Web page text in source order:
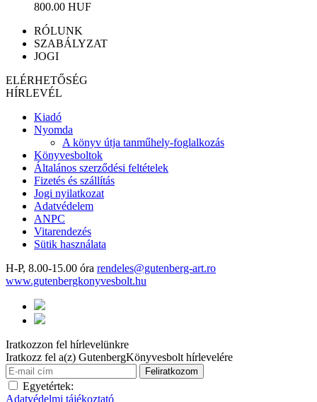
800.00 HUF
RÓLUNK
SZABÁLYZAT
JOGI
ELÉRHETŐSÉG
HÍRLEVÉL
Kiadó
Nyomda
A könyv útja tanműhely-foglalkozás
Könyvesboltok
Általános szerződési feltételek
Fizetés és szállítás
Jogi nyilatkozat
Adatvédelem
ANPC
Vitarendezés
Sütik használata
H-P, 8.00-15.00 óra rendeles@gutenberg-art.ro
www.gutenbergkonyvesbolt.hu
Iratkozzon fel hírlevelünkre
Iratkozz fel a(z) GutenbergKönyvesbolt hírlevelére
Egyetértek:
Adatvédelmi tájékoztató